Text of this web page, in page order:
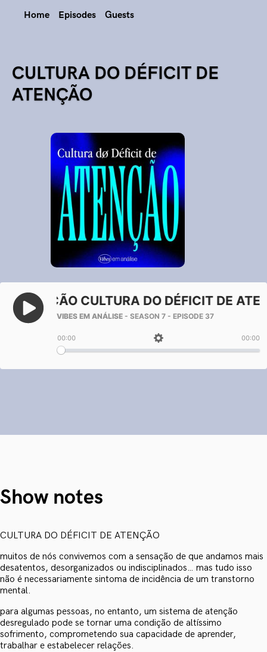
Home Episodes Guests
CULTURA DO DÉFICIT DE
ATENÇÃO
Show notes
CULTURA DO DÉFICIT DE ATENÇÃO
muitos de nós convivemos com a sensação de que andamos mais
desatentos, desorganizados ou indisciplinados… mas tudo isso
não é necessariamente sintoma de incidência de um transtorno
mental.
para algumas pessoas, no entanto, um sistema de atenção
desregulado pode se tornar uma condição de altíssimo
sofrimento, comprometendo sua capacidade de aprender,
trabalhar e estabelecer relações.